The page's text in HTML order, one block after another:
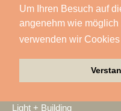
Um Ihren Besuch auf
angenehm wie möglich
verwenden wir Cookies
Leyard
Leyendecker GmbH
Lifesize
Light + Building